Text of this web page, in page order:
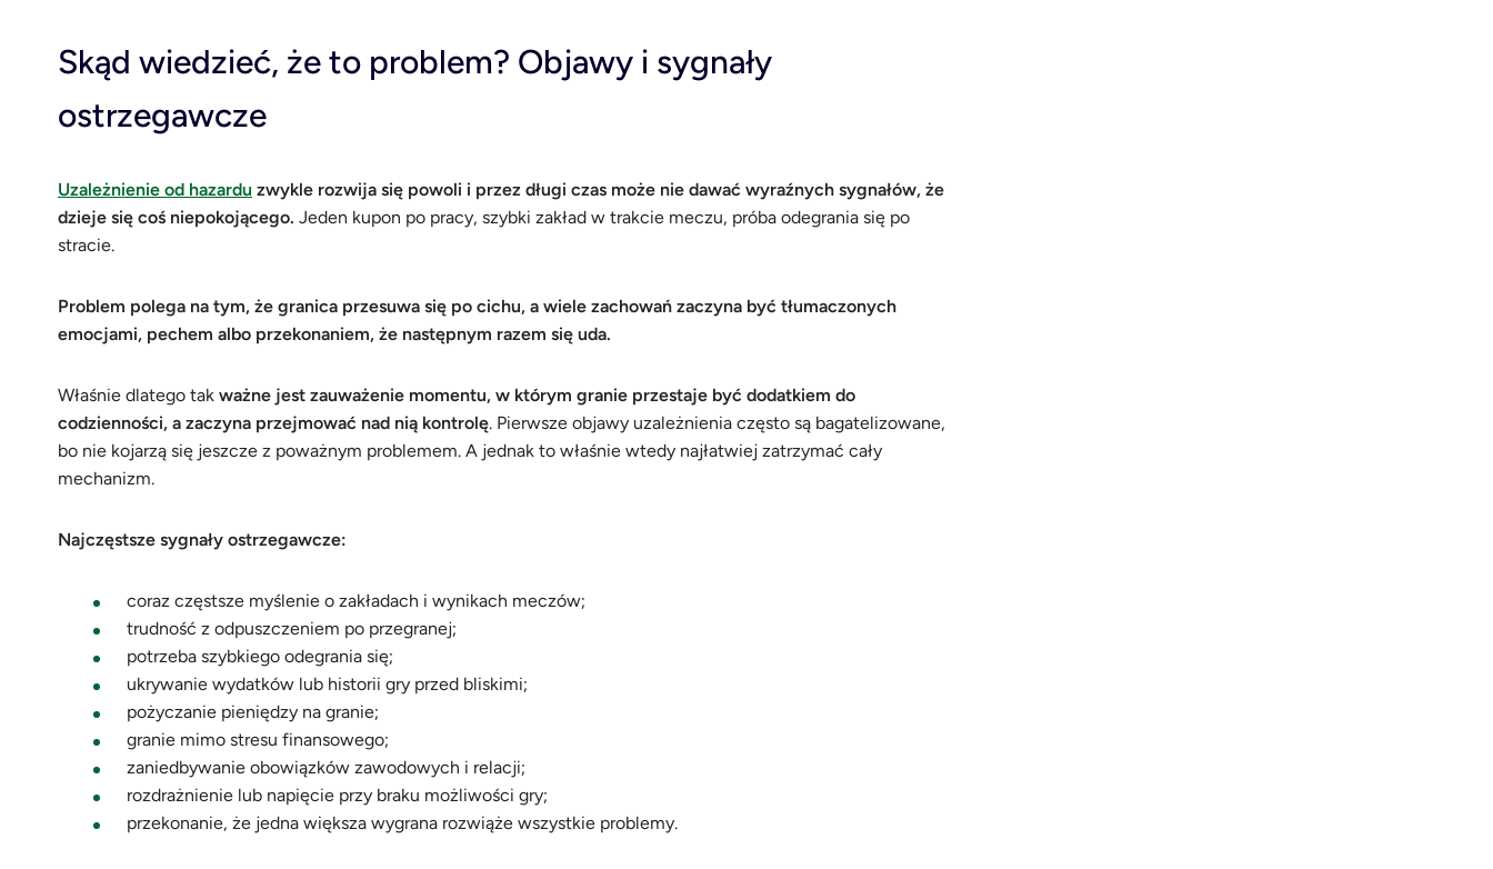
Skąd wiedzieć, że to problem? Objawy i sygnały
ostrzegawcze
Uzależnienie od hazardu zwykle rozwija się powoli i przez długi czas może nie dawać wyraźnych sygnałów, że
dzieje się coś niepokojącego. Jeden kupon po pracy, szybki zakład w trakcie meczu, próba odegrania się po
stracie.
Problem polega na tym, że granica przesuwa się po cichu, a wiele zachowań zaczyna być tłumaczonych
emocjami, pechem albo przekonaniem, że następnym razem się uda.
Właśnie dlatego tak ważne jest zauważenie momentu, w którym granie przestaje być dodatkiem do
codzienności, a zaczyna przejmować nad nią kontrolę. Pierwsze objawy uzależnienia często są bagatelizowane,
bo nie kojarzą się jeszcze z poważnym problemem. A jednak to właśnie wtedy najłatwiej zatrzymać cały
mechanizm.
Najczęstsze sygnały ostrzegawcze:
coraz częstsze myślenie o zakładach i wynikach meczów;
trudność z odpuszczeniem po przegranej;
potrzeba szybkiego odegrania się;
ukrywanie wydatków lub historii gry przed bliskimi;
pożyczanie pieniędzy na granie;
granie mimo stresu finansowego;
zaniedbywanie obowiązków zawodowych i relacji;
rozdrażnienie lub napięcie przy braku możliwości gry;
przekonanie, że jedna większa wygrana rozwiąże wszystkie problemy.